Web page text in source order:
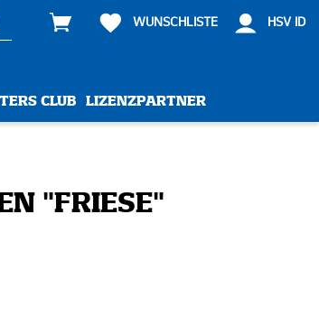
WUNSCHLISTE HSV ID
CLUB LIZENZPARTNER
"FRIESE"